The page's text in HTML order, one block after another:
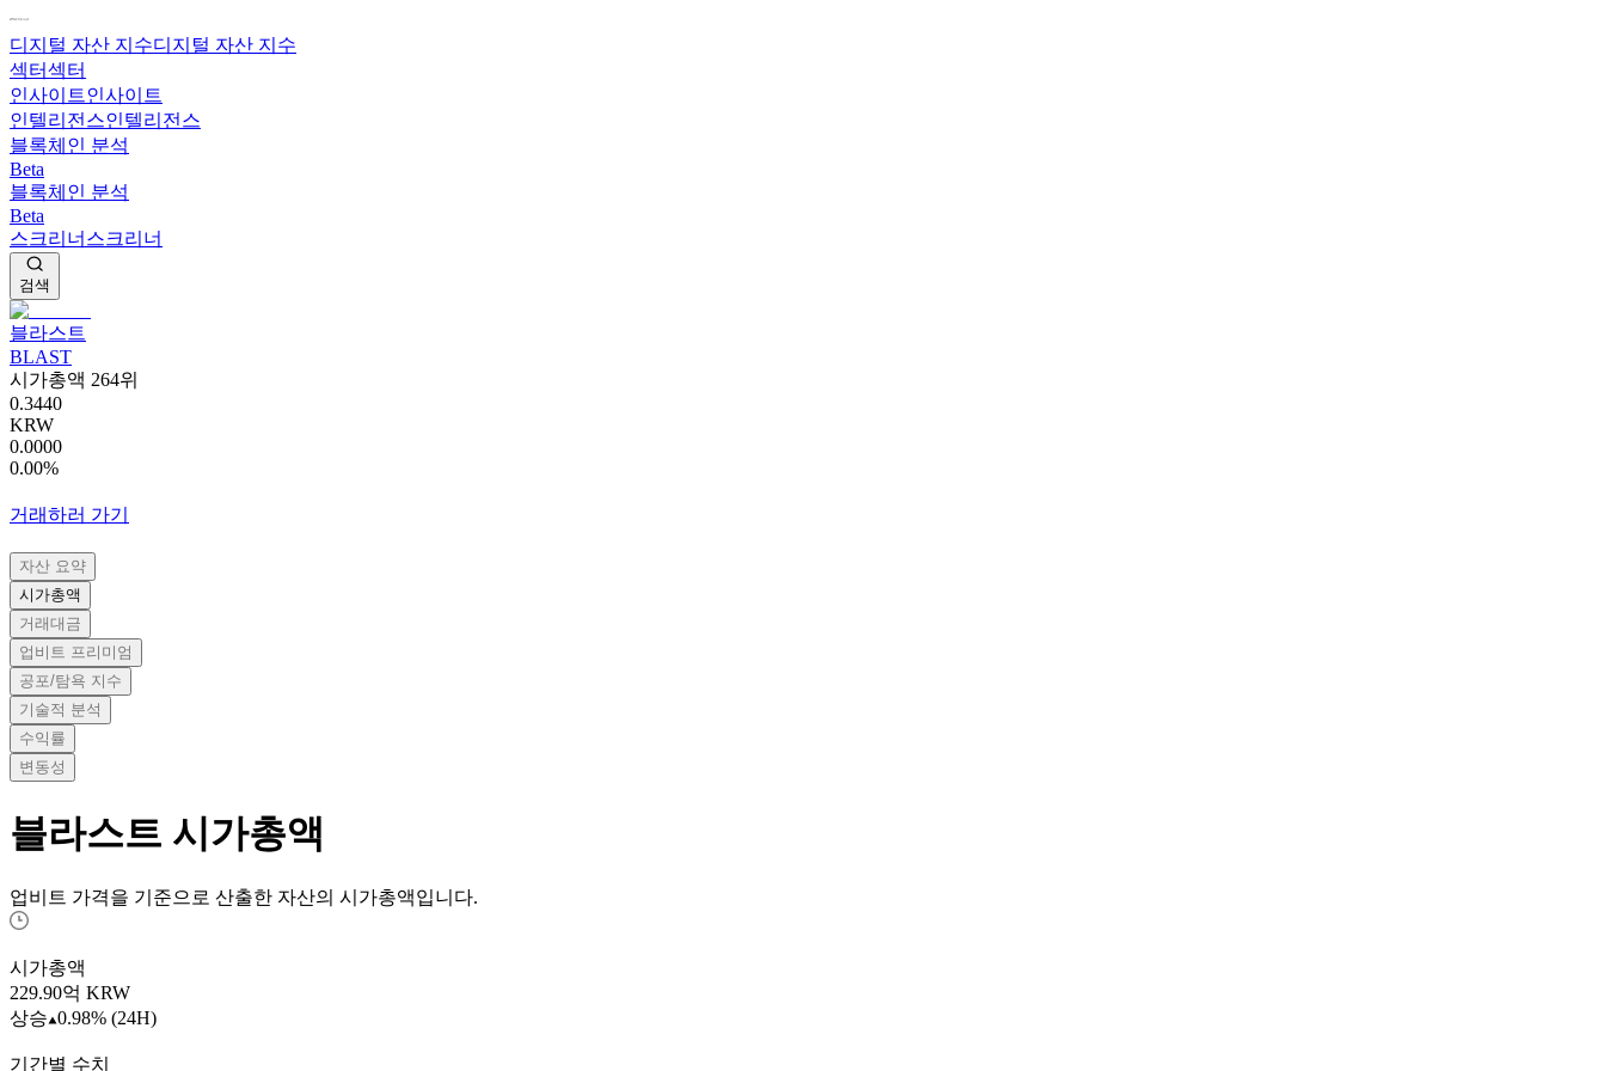
디지털 자산 지수디지털 자산 지수
섹터섹터
인사이트인사이트
인텔리전스인텔리전스
블록체인 분석
Beta
블록체인 분석
Beta
스크리너 스크리너
검색
블라스트
BLAST
시가총액 264위
0.3440
KRW
0.0000
0.00%
거래하러 가기
자산 요약
시가총액
거래대금
업비트 프리미엄
공포/탐욕 지수
기술적 분석
수익률
변동성
블라스트 시가총액
업비트 가격을 기준으로 산출한 자산의 시가총액입니다.
시가총액
229.90억 KRW
상승 0.98% (24H)
기간별 수치